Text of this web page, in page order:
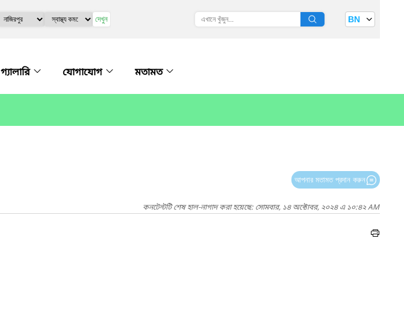
দেখুন BN
গ্যালারি যোগাযোগ মতামত
আপনার মতামত প্রদান করুন
কনটেন্টটি শেষ হাল-নাগাদ করা হয়েছে: সোমবার, ১৪ অক্টোবর, ২০২৪ এ ১০:৪২ AM